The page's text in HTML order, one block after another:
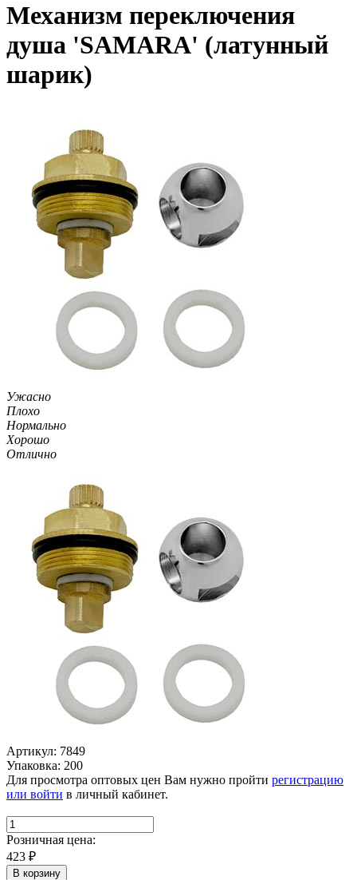
Механизм переключения
душа 'SAMARA' (латунный
шарик)
Ужасно
Плохо
Нормально
Хорошо
Отлично
Артикул: 7849
Упаковка: 200
Для просмотра оптовых цен Вам нужно пройти регистрацию
или войти в личный кабинет.
Розничная цена:
423 ₽
В корзину